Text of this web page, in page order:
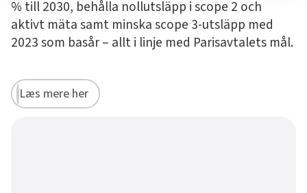
% till 2030, behålla nollutsläpp i scope 2 och
aktivt mäta samt minska scope 3-utsläpp med
2023 som basår – allt i linje med Parisavtalets mål.
Læs mere her